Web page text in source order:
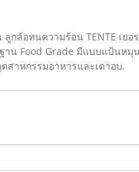
กล้อทนความร้อน TENTE เยอ
าน Food Grade มีแบบแป้นหมุ
สาหกรรมอาหารและเตาอบ.